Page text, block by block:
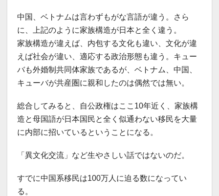
中国、ベトナムは言わずもがな言語が違う。さら
に、上記のように家族構造が日本と全く違う。
家族構造が違えば、内包する文化も違い、文化が違
えば社会が違い、適応する政治形態も違う。キュー
バも外婚制共同体家族であるが、ベトナム、中国、
キューバが共産圏に親和したのは偶然では無い。
総合してみると、自公政権はここ10年近く、家族構
造と母国語が日本国民と全く似通わない移民を大量
に内部に招いているということになる。
「異文化交流」など生やさしい話ではないのだ。
すでに中国系移民は100万人に迫る数になってい
る。